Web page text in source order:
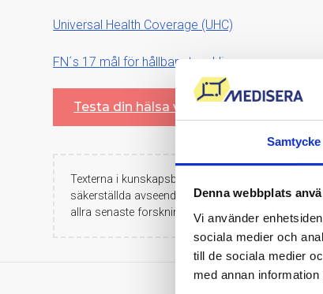
Samtycke
Denna webbplats
Vi använder
sociala medier och
till de sociala medier
med annan
Universal Health Coverage (UHC)
FN´s 17 mål för hållbar utveckling
Testa din hälsa via blodprov
Texterna i kunskapsbanken skall betraktas som
säkerställda avseende råd eller
allra senaste forskningen.